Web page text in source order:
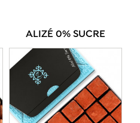
ALIZÉ 0% SUCRE